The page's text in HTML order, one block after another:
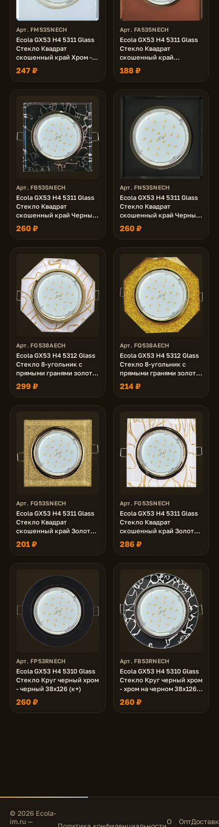
Арт. FM53SNECH
Ecola GX53 H4 5311 Glass
Стекло Квадрат
скошенный край Хром -
хром (зеркальный)
38x120x120 (к+)
247 ₽
Арт. FA53SNECH
Ecola GX53 H4 5311 Glass
Стекло Квадрат
скошенный край
Черненая медь - янтарь
38x120x120 (к+)
188 ₽
Арт. FB53SNECH
Ecola GX53 H4 5311 Glass
Стекло Квадрат
скошенный край Черный
хром - хром на черном
38x120x120 (к+)
260 ₽
Арт. FN53SNECH
Ecola GX53 H4 5311 Glass
Стекло Квадрат
скошенный край Черный
хром - черный 38x120x120
(к+)
260 ₽
Арт. FG538AECH
Ecola GX53 H4 5312 Glass
Стекло 8-угольник с
прямыми гранями золото
- золото на белом 38x133
(к+)
299 ₽
Арт. FQ538AECH
Ecola GX53 H4 5312 Glass
Стекло 8-угольник с
прямыми гранями золото
- золотой блеск 38x133
(к+)
214 ₽
Арт. FQ53SNECH
Ecola GX53 H4 5311 Glass
Стекло Квадрат
скошенный край Золото -
золотой блеск
38x120x120 (к+)
201 ₽
Арт. FG53SNECH
Ecola GX53 H4 5311 Glass
Стекло Квадрат
скошенный край Золото -
золото на белом
38x120x120 (к+)
286 ₽
Арт. FP53RNECH
Ecola GX53 H4 5310 Glass
Стекло Круг черный хром
- черный 38x126 (к+)
260 ₽
Арт. FB53RNECH
Ecola GX53 H4 5310 Glass
Стекло Круг черный хром
- хром на черном 38x126
(к+)
260 ₽
© 2026 Ecola-
im.ru —
О
Опт